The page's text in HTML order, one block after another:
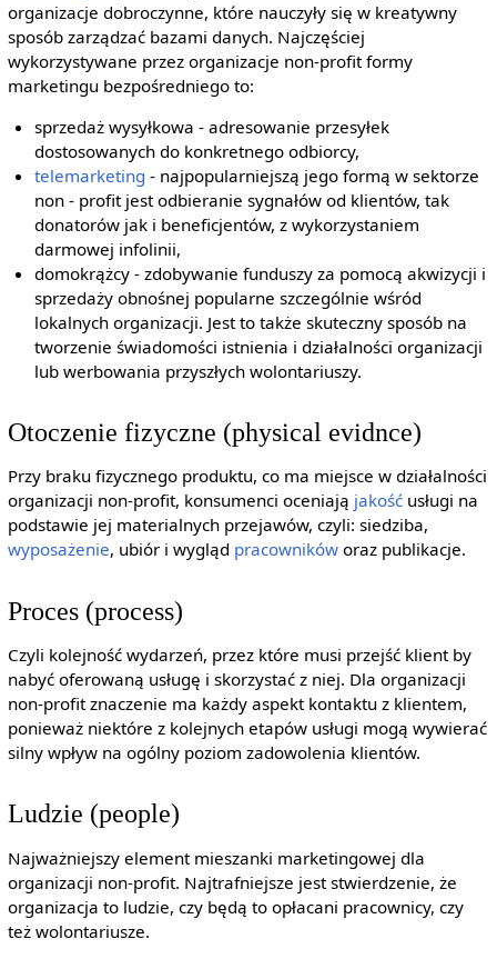
organizacje dobroczynne, które nauczyły się w kreatywny
sposób zarządzać bazami danych. Najczęściej
wykorzystywane przez organizacje non-profit formy
marketingu bezpośredniego to:
sprzedaż wysyłkowa - adresowanie przesyłek
dostosowanych do konkretnego odbiorcy,
telemarketing - najpopularniejszą jego formą w sektorze
non - profit jest odbieranie sygnałów od klientów, tak
donatorów jak i beneficjentów, z wykorzystaniem
darmowej infolinii,
domokrążcy - zdobywanie funduszy za pomocą akwizycji i
sprzedaży obnośnej popularne szczególnie wśród
lokalnych organizacji. Jest to także skuteczny sposób na
tworzenie świadomości istnienia i działalności organizacji
lub werbowania przyszłych wolontariuszy.
Otoczenie fizyczne (physical evidnce)
Przy braku fizycznego produktu, co ma miejsce w działalności
organizacji non-profit, konsumenci oceniają jakośćusługi na
podstawie jej materialnych przejawów, czyli: siedziba,
wyposażenie, ubiór i wygląd pracownikóworaz publikacje.
Proces (process)
Czyli kolejność wydarzeń, przez które musi przejść klient by
nabyć oferowaną usługę i skorzystać z niej. Dla organizacji
non-profit znaczenie ma każdy aspekt kontaktu z klientem,
ponieważ niektóre z kolejnych etapów usługi mogą wywierać
silny wpływ na ogólny poziom zadowolenia klientów.
Ludzie (people)
Najważniejszy element mieszanki marketingowej dla
organizacji non-profit. Najtrafniejsze jest stwierdzenie, że
organizacja to ludzie, czy będą to opłacani pracownicy, czy
też wolontariusze.